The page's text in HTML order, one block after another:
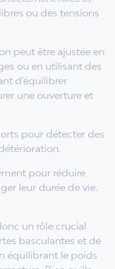
ou des tensions
peut être ajustée en
ou en utilisant des
d'équilibrer
une ouverture et
pour détecter des
pour réduire
leur durée de vie.
un rôle crucial
basculantes et de
équilibrant le poids